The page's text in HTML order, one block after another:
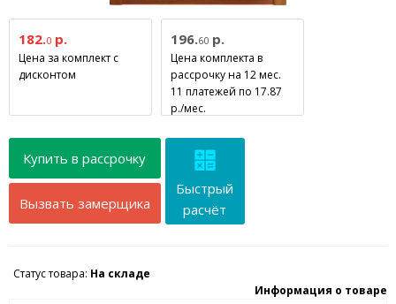
182.0р.
Цена за комплект с
дисконтом
196.60р.
Цена комплекта в
рассрочку на 12 мес.
11 платежей по 17.87
р./мес.
Купить в рассрочку
Вызвать замерщика
Быстрый
расчёт
Статус товара: На складе
Информация о товаре